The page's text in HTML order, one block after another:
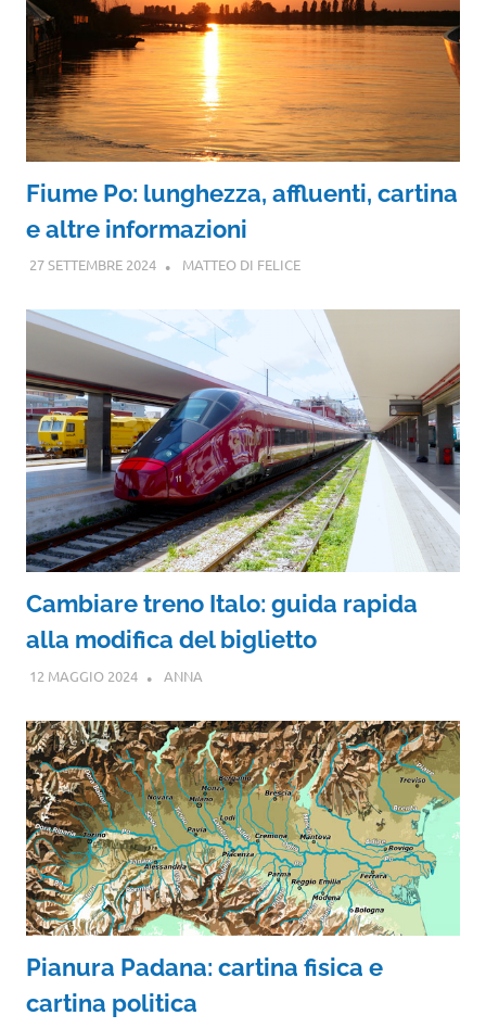
Fiume Po: lunghezza, affluenti, cartina
e altre informazioni
27 SETTEMBRE 2024 MATTEO DI FELICE
Cambiare treno Italo: guida rapida
alla modifica del biglietto
12 MAGGIO 2024 ANNA
Pianura Padana: cartina fisica e
cartina politica